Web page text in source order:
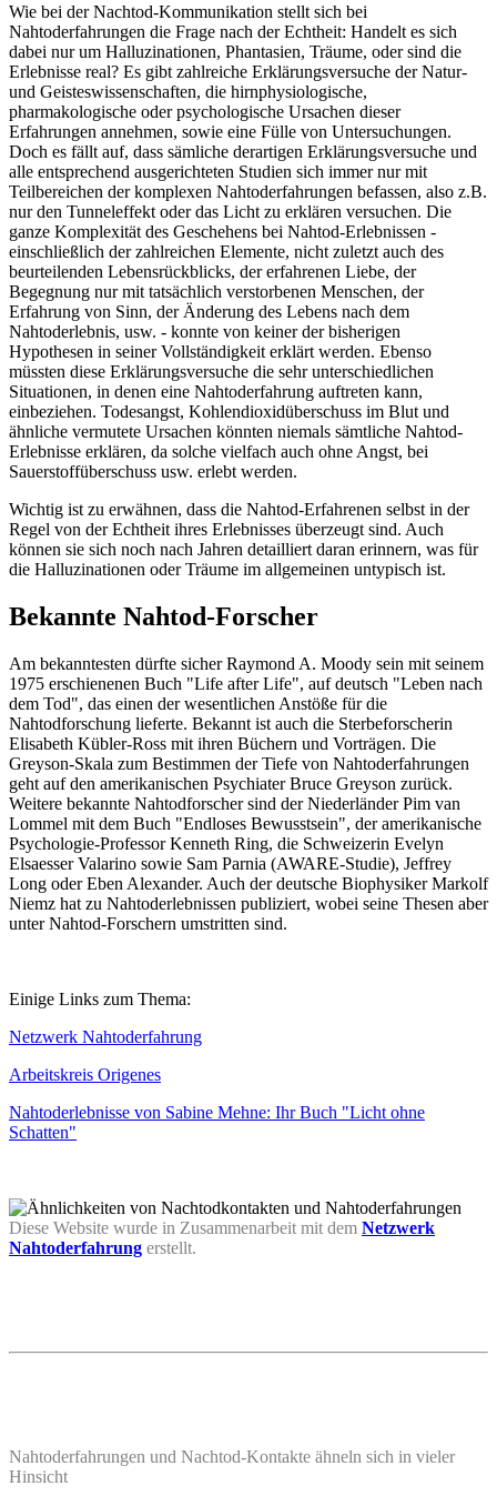
Wie bei der Nachtod-Kommunikation stellt sich bei
Nahtoderfahrungen die Frage nach der Echtheit: Handelt es sich
dabei nur um Halluzinationen, Phantasien, Träume, oder sind die
Erlebnisse real? Es gibt zahlreiche Erklärungsversuche der Natur-
und Geisteswissenschaften, die hirnphysiologische,
pharmakologische oder psychologische Ursachen dieser
Erfahrungen annehmen, sowie eine Fülle von Untersuchungen.
Doch es fällt auf, dass sämliche derartigen Erklärungsversuche und
alle entsprechend ausgerichteten Studien sich immer nur mit
Teilbereichen der komplexen Nahtoderfahrungen befassen, also z.B.
nur den Tunneleffekt oder das Licht zu erklären versuchen. Die
ganze Komplexität des Geschehens bei Nahtod-Erlebnissen -
einschließlich der zahlreichen Elemente, nicht zuletzt auch des
beurteilenden Lebensrückblicks, der erfahrenen Liebe, der
Begegnung nur mit tatsächlich verstorbenen Menschen, der
Erfahrung von Sinn, der Änderung des Lebens nach dem
Nahtoderlebnis, usw. - konnte von keiner der bisherigen
Hypothesen in seiner Vollständigkeit erklärt werden. Ebenso
müssten diese Erklärungsversuche die sehr unterschiedlichen
Situationen, in denen eine Nahtoderfahrung auftreten kann,
einbeziehen. Todesangst, Kohlendioxidüberschuss im Blut und
ähnliche vermutete Ursachen könnten niemals sämtliche Nahtod-
Erlebnisse erklären, da solche vielfach auch ohne Angst, bei
Sauerstoffüberschuss usw. erlebt werden.
Wichtig ist zu erwähnen, dass die Nahtod-Erfahrenen selbst in der
Regel von der Echtheit ihres Erlebnisses überzeugt sind. Auch
können sie sich noch nach Jahren detailliert daran erinnern, was für
die Halluzinationen oder Träume im allgemeinen untypisch ist.
Bekannte Nahtod-Forscher
Am bekanntesten dürfte sicher Raymond A. Moody sein mit seinem
1975 erschienenen Buch "Life after Life", auf deutsch "Leben nach
dem Tod", das einen der wesentlichen Anstöße für die
Nahtodforschung lieferte. Bekannt ist auch die Sterbeforscherin
Elisabeth Kübler-Ross mit ihren Büchern und Vorträgen. Die
Greyson-Skala zum Bestimmen der Tiefe von Nahtoderfahrungen
geht auf den amerikanischen Psychiater Bruce Greyson zurück.
Weitere bekannte Nahtodforscher sind der Niederländer Pim van
Lommel mit dem Buch "Endloses Bewusstsein", der amerikanische
Psychologie-Professor Kenneth Ring, die Schweizerin Evelyn
Elsaesser Valarino sowie Sam Parnia (AWARE-Studie), Jeffrey
Long oder Eben Alexander. Auch der deutsche Biophysiker Markolf
Niemz hat zu Nahtoderlebnissen publiziert, wobei seine Thesen aber
unter Nahtod-Forschern umstritten sind.
Einige Links zum Thema:
Netzwerk Nahtoderfahrung
Arbeitskreis Origenes
Nahtoderlebnisse von Sabine Mehne: Ihr Buch "Licht ohne
Schatten"
Diese Website wurde in Zusammenarbeit mit dem Netzwerk
Nahtoderfahrung erstellt.
Nahtoderfahrungen und Nachtod-Kontakte ähneln sich in vieler
Hinsicht